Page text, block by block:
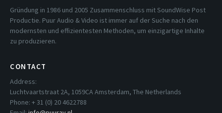
Gründung in 1986 und 2005 Zusammenschluss mit SoundWise Post
Productie. Puur Audio & Video ist immer auf der Suche nach den
modernsten und effizientesten Methoden, um einzigartige Inhalte
zu produzieren.
CONTACT
Address:
Luchtvaartstraat 2A, 1059CA Amsterdam, The Netherlands
Phone: + 31 (0) 20 4622788